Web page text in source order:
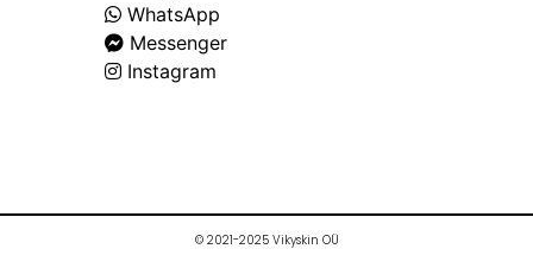
WhatsApp
Messenger
Instagram
© 2021-2025 Vikyskin OÜ